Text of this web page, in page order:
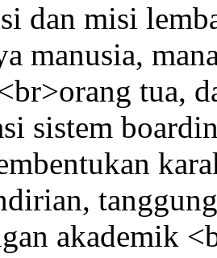
dan misi
manusia,
tua,
sistem
akademik